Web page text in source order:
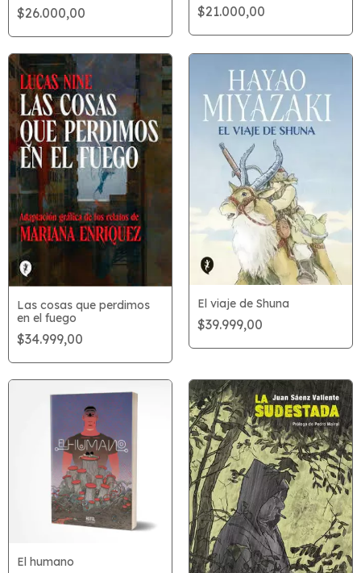
$26.000,00 $21.000,00
Las cosas que perdimos
en el fuego
$34.999,00
El viaje de Shuna
$39.999,00
El humano